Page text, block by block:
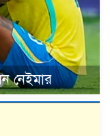
নেইমার